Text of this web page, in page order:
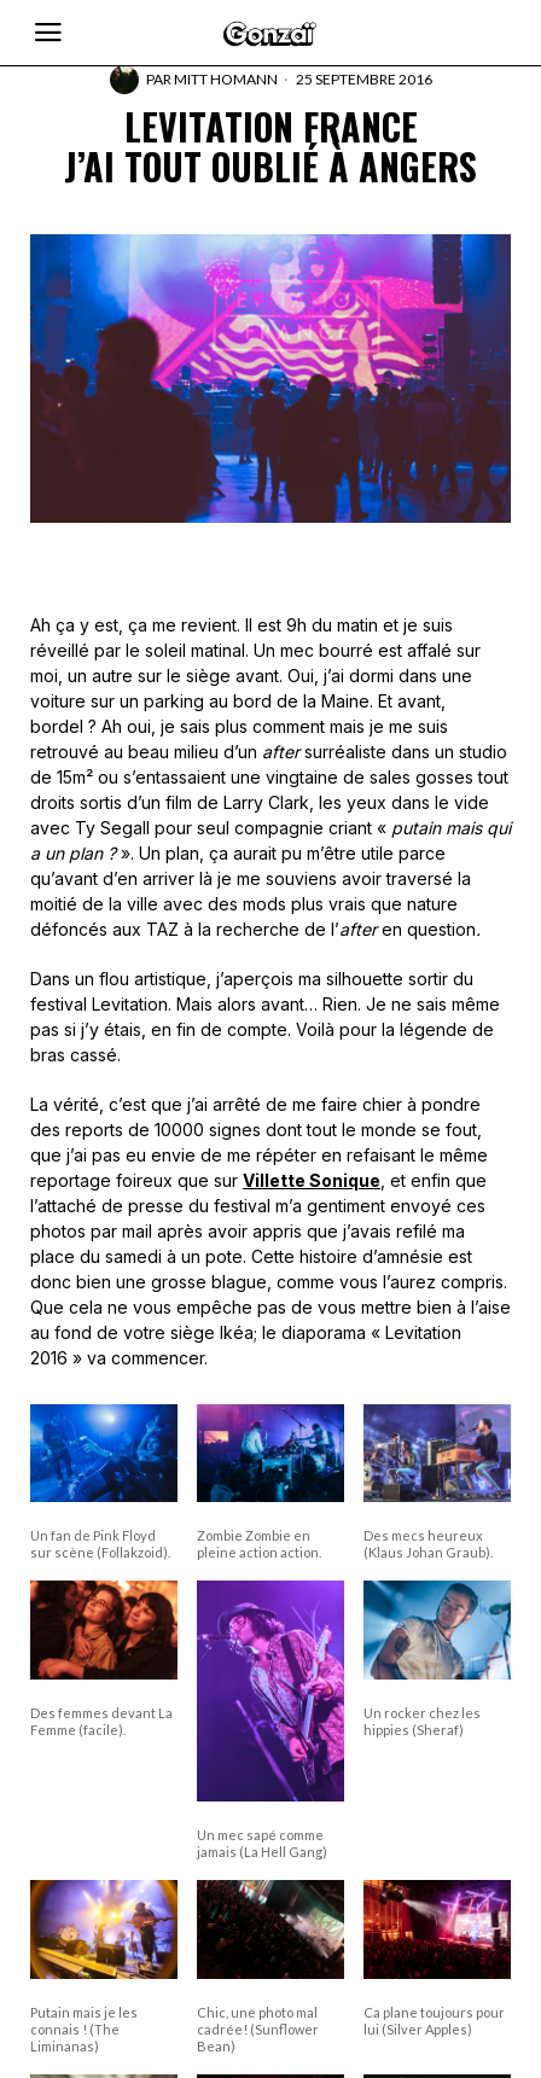
PARMITT HOMANN 25 SEPTEMBRE 2016
LEVITATION FRANCE
J’AI TOUT OUBLIÉ À ANGERS
Ah ça y est, ça me revient. Il est 9h du matin et je suis
réveillé par le soleil matinal. Un mec bourré est affalé sur
moi, un autre sur le siège avant. Oui, j’ai dormi dans une
voiture sur un parking au bord de la Maine. Et avant,
bordel ? Ah oui, je sais plus comment mais je me suis
retrouvé au beau milieu d’un aftersurréaliste dans un studio
de 15m² ou s’entassaient une vingtaine de sales gosses tout
droits sortis d’un film de Larry Clark, les yeux dans le vide
avec Ty Segall pour seul compagnie criant « putain mais qui
a un plan ?». Un plan, ça aurait pu m’être utile parce
qu’avant d’en arriver là je me souviens avoir traversé la
moitié de la ville avec des mods plus vrais que nature
défoncés aux TAZ à la recherche de l’afteren question.
Dans un flou artistique, j’aperçois ma silhouette sortir du
festival Levitation. Mais alors avant… Rien. Je ne sais même
pas si j’y étais, en fin de compte. Voilà pour la légende de
bras cassé.
La vérité, c’est que j’ai arrêté de me faire chier à pondre
des reports de 10000 signes dont tout le monde se fout,
que j’ai pas eu envie de me répéter en refaisant le même
reportage foireux que sur Villette Sonique , et enfin que
l’attaché de presse du festival m’a gentiment envoyé ces
photos par mail après avoir appris que j’avais refilé ma
place du samedi à un pote. Cette histoire d’amnésie est
donc bien une grosse blague, comme vous l’aurez compris.
Que cela ne vous empêche pas de vous mettre bien à l’aise
au fond de votre siège Ikéa; le diaporama « Levitation
2016 » va commencer.
Un fan de Pink Floyd
sur scène (Follakzoid).
Zombie Zombie en
pleine action action.
Des mecs heureux
(Klaus Johan Graub).
Des femmes devant La
Femme (facile).
Un mec sapé comme
jamais (La Hell Gang)
Un rocker chez les
hippies (Sheraf)
Putain mais je les
connais ! (The
Liminanas)
Chic, une photo mal
cadrée! (Sunflower
Bean)
Ca plane toujours pour
lui (Silver Apples)